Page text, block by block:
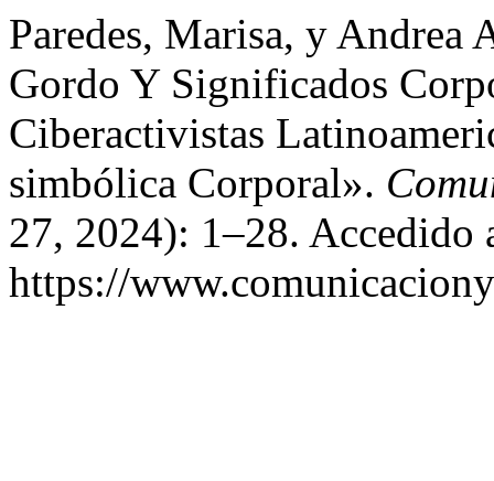
Paredes, Marisa, y
Gordo Y Significados
Ciberactivistas
simbólica Corporal».
27, 2024): 1–28. Accedido
https://